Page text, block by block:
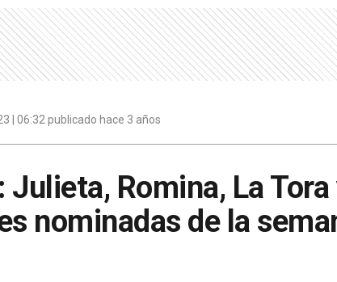
| 06:32 publicado hace 3 años
Julieta, Romina, La
nominadas de la